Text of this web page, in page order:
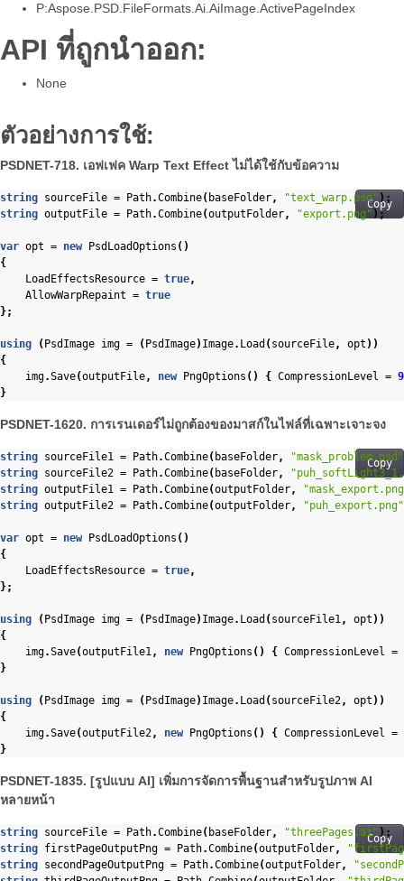
P:Aspose.PSD.FileFormats.Ai.AiImage.ActivePageIndex
API ที่ถูกนำออก:
None
ตัวอย่างการใช้:
PSDNET-718. เอฟเฟค Warp Text Effect ไม่ได้ใช้กับข้อความ
Copy
string sourceFile = Path.Combine( baseFolder, "text_warp.psd" );
string outputFile = Path.Combine(outputFolder, "export.png" );
var opt = new PsdLoadOptions ()
{
LoadEffectsResource = true,
AllowWarpRepaint = true
};
using ( PsdImage img = ( PsdImage) Image. Load ( sourceFile, opt ))
{
img.Save(outputFile, new PngOptions () { CompressionLevel = 9
}
PSDNET-1620. การเรนเดอร์ไม่ถูกต้องของมาสก์ในไฟล์ที่เฉพาะเจาะจง
Copy
string sourceFile1 = Path.Combine( baseFolder,
"mask_problem.psd"
string sourceFile2 = Path.Combine( baseFolder,
string outputFile1 = Path.Combine(outputFolder,
string outputFile2 = Path.Combine(outputFolder, "puh_export.png"
var opt = new PsdLoadOptions ()
{
LoadEffectsResource = true,
};
using ( PsdImage img = ( PsdImage) Image. Load ( sourceFile1, opt ))
{
img.Save(outputFile1, new PngOptions () { CompressionLevel =
}
using ( PsdImage img = ( PsdImage) Image. Load ( sourceFile2, opt ))
{
img.Save(outputFile2, new PngOptions () { CompressionLevel =
}
PSDNET-1835. [รูปแบบ AI] เพิ่มการจัดการพื้นฐานสำหรับรูปภาพ AI
หลายหน้า
Copy
string sourceFile = Path.Combine( baseFolder, "threePages.ai" );
string firstPageOutputPng = Path.Combine(outputFolder,
string secondPageOutputPng = Path.Combine(outputFolder,